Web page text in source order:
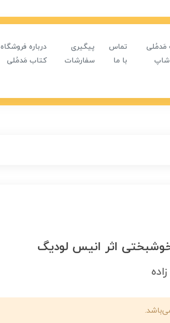
مَدمُلی
تماس
با ما
پیگیری
سفارشات
درباره فروشگاه
کتاب مَدمُلی
اثر انیس لودیگ